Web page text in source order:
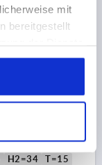
mit
bereitgestellt
FORM=B
H2=34 T=15